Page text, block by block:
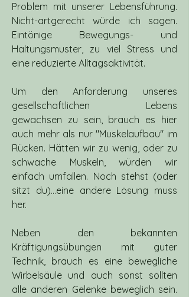
Problem mit unserer Lebensführung.
Nicht-artgerecht würde ich sagen.
Eintönige Bewegungs- und
Haltungsmuster, zu viel Stress und
eine reduzierte Alltagsaktivität.
Um den Anforderung unseres
gesellschaftlichen Lebens
gewachsen zu sein, brauch es hier
auch mehr als nur "Muskelaufbau" im
Rücken. Hätten wir zu wenig, oder zu
schwache Muskeln, würden wir
einfach umfallen. Noch stehst (oder
sitzt du)...eine andere Lösung muss
her.
Neben den bekannten
Kräftigungsübungen mit guter
Technik, brauch es eine bewegliche
Wirbelsäule und auch sonst sollten
alle anderen Gelenke beweglich sein.